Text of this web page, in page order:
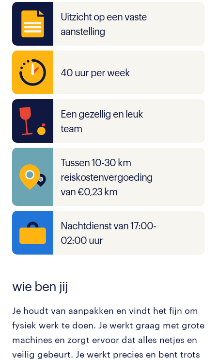
Uitzicht op een vaste
aanstelling
40 uur per week
Een gezellig en leuk
team
Tussen 10-30 km
reiskostenvergoeding
van €0,23 km
Nachtdienst van 17:00-
02:00 uur
wie ben jij
Je houdt van aanpakken en vindt het fijn om
fysiek werk te doen. Je werkt graag met grote
machines en zorgt ervoor dat alles netjes en
veilig gebeurt. Je werkt precies en bent trots